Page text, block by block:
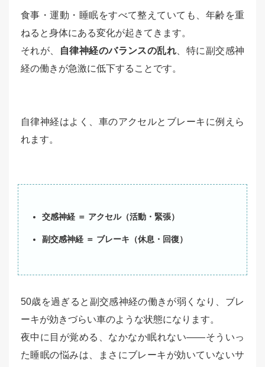
食事・運動・睡眠をすべて整えていても、年齢を重
ねると身体にある変化が起きてきます。
それが、
自律神経のバランスの乱れ 、特に副交感神
経の働きが急激に低下することです。
自律神経はよく、車のアクセルとブレーキに例えら
れます。
交感神経 ＝ アクセル（活動・緊張）
副交感神経 ＝ ブレーキ（休息・回復）
50歳を過ぎると副交感神経の働きが弱くなり、ブレ
ーキが効きづらい車のような状態になります。
夜中に目が覚める、なかなか眠れない——そういっ
た睡眠の悩みは、まさにブレーキが効いていないサ